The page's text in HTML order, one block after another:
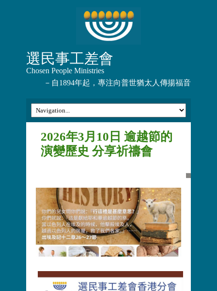
選民事工差會
Chosen People Ministries
－自1894年起，專注向普世猶太人傳揚福音
2026年3月10日 逾越節的
演變歷史 分享祈禱會